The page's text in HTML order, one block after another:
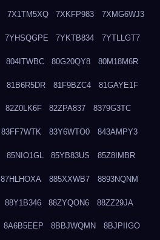
7X1TM5XQ 7XKFP983 7XMG6WJ3
7YHSQGPE 7YKTB834 7YTLLGT7
804ITWBC 80G20QY8 80M18M6R
81B6R5DR 81F9BZC4 81GAYE1F
82Z0LK6F 82ZPA837 8379G3TC
83FF7WTK 83Y6WTO0 843AMPY3
85NIO1GL 85YB83US 85Z8IMBR
87HLHOXA 885XXWB7 8893NQNM
88Y1B346 88ZYQON6 88ZZ29JA
8A6B5EEP 8BBJWQMN 8BJPIIGO